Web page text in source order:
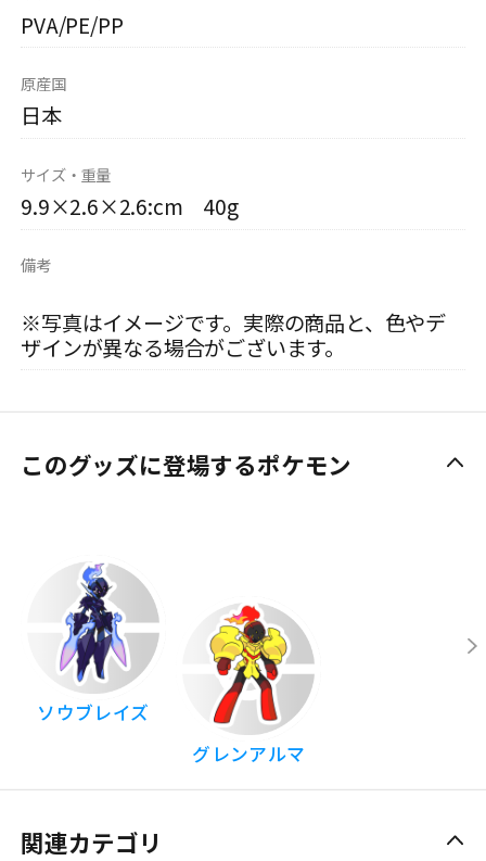
PVA/PE/PP
原産国
日本
サイズ・重量
9.9×2.6×2.6:cm 40g
備考
※写真はイメージです。実際の商品と、色やデ
ザインが異なる場合がございます。
このグッズに登場するポケモン
ソウブレイズ
グレンアルマ
関連カテゴリ